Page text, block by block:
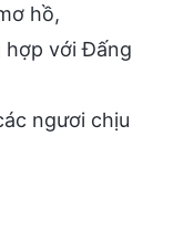
hồ,
hợp với Đấng
ngươi chịu